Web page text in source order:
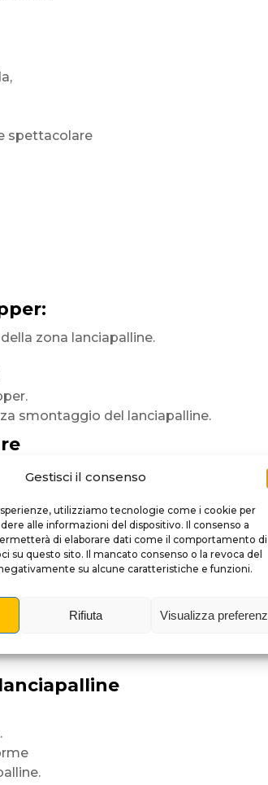
Gestisci il consenso
utilizziamo tecnologie come i cookie per
alle informazioni del dispositivo. Il consenso a
di elaborare dati come il comportamento di
su questo sito. Il mancato consenso o la revoca del
su alcune caratteristiche e funzioni.
Rifiuta Visualizza
spettacolare
zona lanciapalline.
smontaggio del lanciapalline.